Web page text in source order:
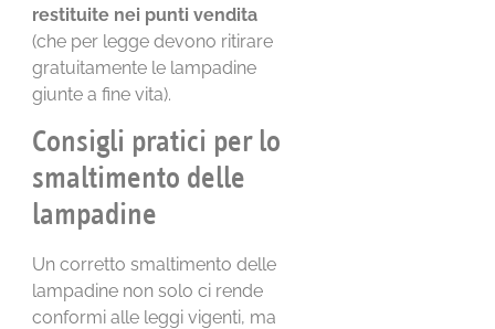
restituite nei punti vendita
(che per legge devono ritirare
gratuitamente le lampadine
giunte a fine vita).
Consigli pratici per lo
smaltimento delle
lampadine
Un corretto smaltimento delle
lampadine non solo ci rende
conformi alle leggi vigenti, ma